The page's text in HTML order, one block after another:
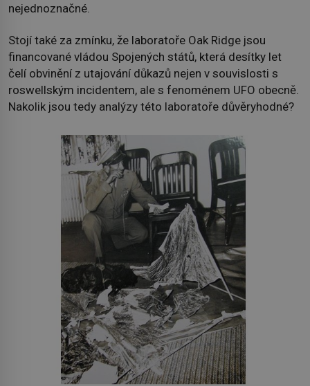
nejednoznačné.
Stojí také za zmínku, že laboratoře Oak Ridge jsou
financované vládou Spojených států, která desítky let
čelí obvinění z utajování důkazů nejen v souvislosti s
roswellským incidentem, ale s fenoménem UFO obecně.
Nakolik jsou tedy analýzy této laboratoře důvěryhodné?